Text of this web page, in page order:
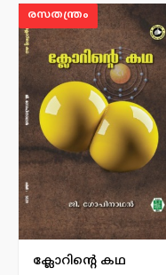
രസതന്ത്രം
ക്ലോറിൻ്റെ കഥ